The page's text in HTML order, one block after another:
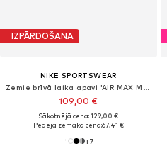
IZPĀRDOŠANA
NIKE SPORTSWEAR
Zemie brīvā laika apavi 'AIR MAX MOTO 2K'
109,00 €
Sākotnējā cena: 129,00 €
Pēdējā zemākā cena:67,41 €
+7